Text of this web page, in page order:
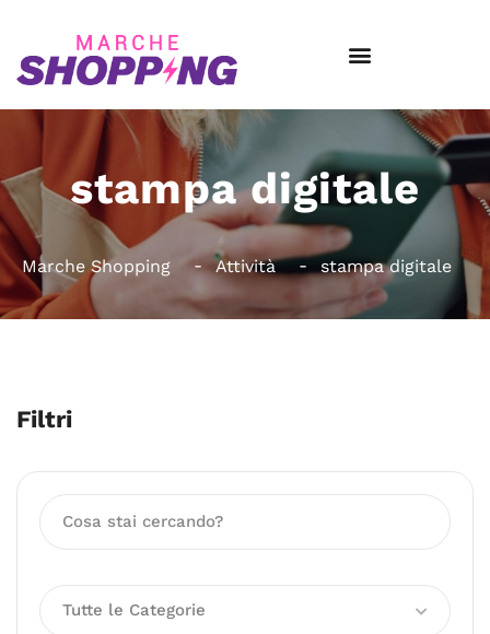
stampa digitale
Marche Shopping Attività stampa digitale
Filtri
Tutte le Categorie